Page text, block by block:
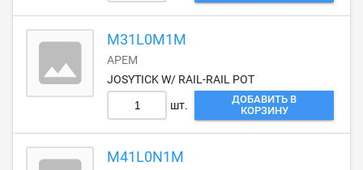
M31L0M1M
APEM
JOSYTICK W/ RAIL-RAIL POT
шт.
ДОБАВИТЬ В
КОРЗИНУ
M41L0N1M